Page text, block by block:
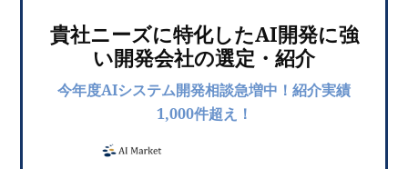
貴社ニーズに特化したAI開発に強
い開発会社の選定・紹介
今年度AIシステム開発相談急増中！紹介実績
1,000件超え！